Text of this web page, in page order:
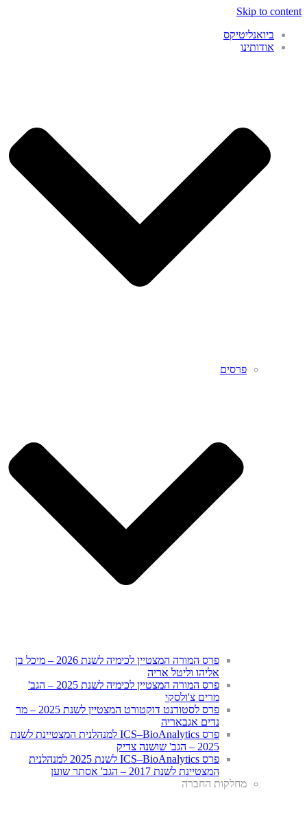
Skip to content
ביואנליטיקס
אודותינו
פרסים
פרס המורה המצטיין לכימיה לשנת 2026 – מיכל בן
אליהו וליטל אריה
פרס המורה המצטיין לכימיה לשנת 2025 – הגב'
מרים צ'ולסקי
פרס לסטודנט דוקטורט המצטיין לשנת 2025 – מר
נדים אגבאריה
פרס ICS–BioAnalytics למנהלנית המצטיינת לשנת
2025 – הגב' שושנה צדיק
פרס ICS–BioAnalytics לשנת 2025 למנהלנית
המצטיינת לשנת 2017 – הגב' אסתר שוען
מחלקות החברה